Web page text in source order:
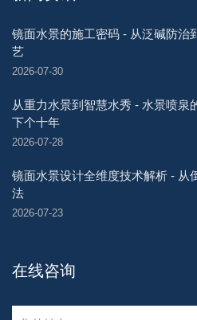
镜面水景的施工密码 - 从泛碱防治
艺
2026-07-30
从重力水景到智慧水秀 - 水景喷泉
下个十年
2026-07-28
镜面水景设计全维度技术解析 - 从
法
2026-07-23
在线咨询